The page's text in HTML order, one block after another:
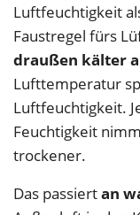
Luftfeuchtigkeit
Faustregel fürs
draußen kälter
Lufttemperatur
Luftfeuchtigkeit.
Feuchtigkeit
trockener.
Das passiertan